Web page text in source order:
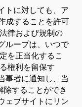
トに対しても、ア
成することを許可
律および規制の
ループは、いつで
を正当化するこ
権利を留保す
事者に通知し、当
することができ
ェブサイトにリン